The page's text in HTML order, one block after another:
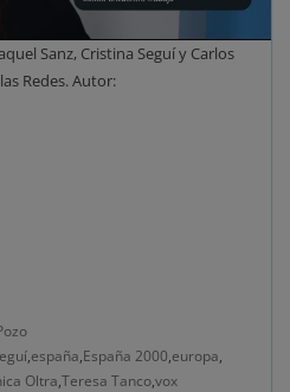
Sanz, Cristina Seguí y Carlos
Redes. Autor:
,españa,España 2000,europa,
Oltra,Teresa Tanco,vox